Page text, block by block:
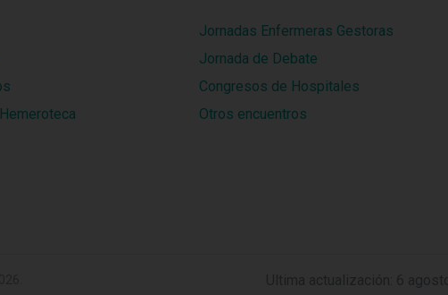
Jornadas Enfermeras Gestoras
Jornada de Debate
Congresos de Hospitales
Otros encuentros